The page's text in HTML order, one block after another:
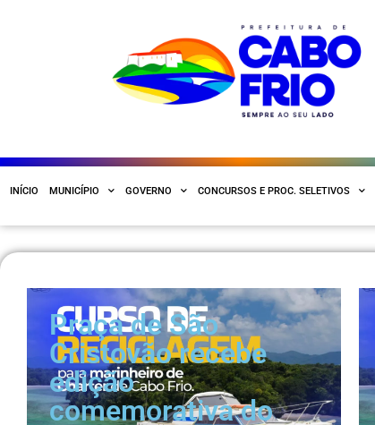
INÍCIO MUNICÍPIO GOVERNO CONCURSOS E PROC. SELETIVOS
Praça de São
Cristovão recebe
edição
comemorativa do